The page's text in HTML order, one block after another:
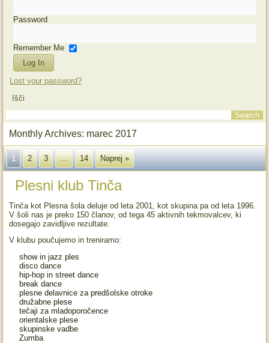
Password
Remember Me
Lost your password?
Išči
Monthly Archives: marec 2017
1 2 3 … 14 Naprej »
Plesni klub Tinča
Tinča kot Plesna šola deluje od leta 2001, kot skupina pa od leta 1996.
V šoli nas je preko 150 članov, od tega 45 aktivnih tekmovalcev, ki
dosegajo zavidljive rezultate.
V klubu poučujemo in treniramo:
show in jazz ples
disco dance
hip-hop in street dance
break dance
plesne delavnice za predšolske otroke
družabne plese
tečaji za mladoporočence
orientalske plese
skupinske vadbe
Zumba